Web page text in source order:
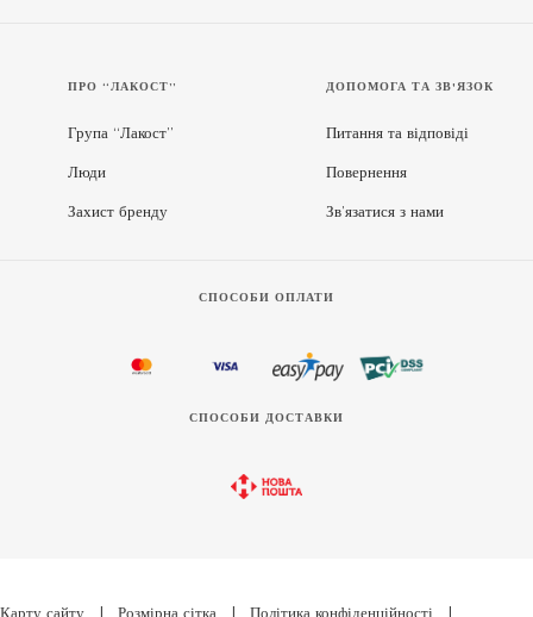
ПРО “ЛАКОСТ”
Група “Лакост”
Люди
Захист бренду
ДОПОМОГА ТА ЗВ'ЯЗОК
Питання та відповіді
Повернення
Зв’язатися з нами
СПОСОБИ ОПЛАТИ
СПОСОБИ ДОСТАВКИ
Карту сайту Розмірна сітка Політика конфіденційності